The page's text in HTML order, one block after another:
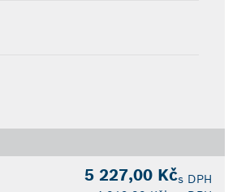
5 227,00 Kčs DPH